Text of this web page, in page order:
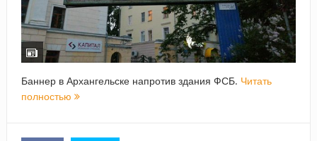
Баннер в Архангельске напротив здания ФСБ. Читать
полностью